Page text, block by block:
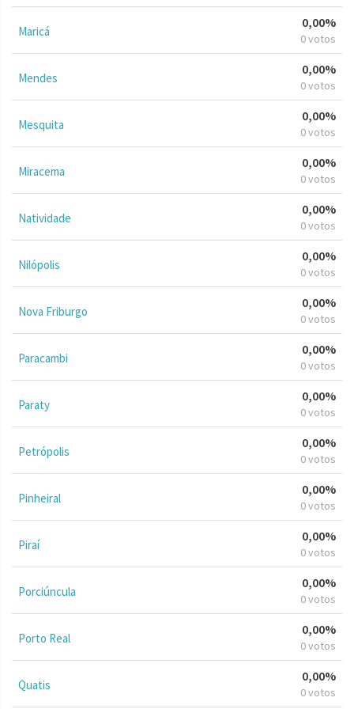
Maricá
0,00%
0 votos
Mendes
0,00%
0 votos
Mesquita
0,00%
0 votos
Miracema
0,00%
0 votos
Natividade
0,00%
0 votos
Nilópolis
0,00%
0 votos
Nova Friburgo
0,00%
0 votos
Paracambi
0,00%
0 votos
Paraty
0,00%
0 votos
Petrópolis
0,00%
0 votos
Pinheiral
0,00%
0 votos
Piraí
0,00%
0 votos
Porciúncula
0,00%
0 votos
Porto Real
0,00%
0 votos
Quatis
0,00%
0 votos